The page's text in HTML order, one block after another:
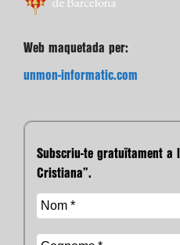
Web maquetada per:
unmon-informatic.com
Subscriu-te gratuïtament a
Cristiana”.